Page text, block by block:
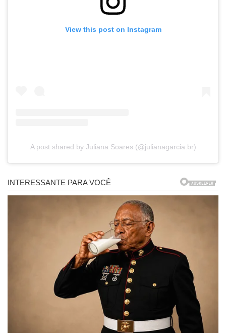
View this post on Instagram
A post shared by Juliana Soares (@julianagarcia.br)